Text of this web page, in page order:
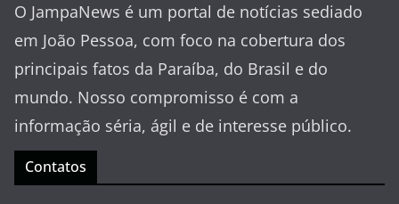
O JampaNews é um portal de notícias sediado
em João Pessoa, com foco na cobertura dos
principais fatos da Paraíba, do Brasil e do
mundo. Nosso compromisso é com a
informação séria, ágil e de interesse público.
Contatos